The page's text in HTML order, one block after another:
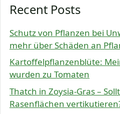
Recent Posts
Schutz von Pflanzen bei
mehr über Schäden an
Kartoffelpflanzenblüte:
wurden zu Tomaten
Thatch in Zoysia-Gras –
Rasenflächen